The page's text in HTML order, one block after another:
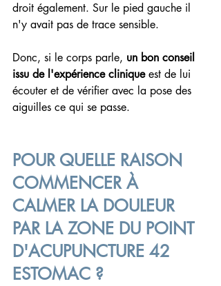
droit également. Sur le pied gauche il
n'y avait pas de trace sensible.
Donc, si le corps parle, un bon conseil
issu de l'expérience clinique est de lui
écouter et de vérifier avec la pose des
aiguilles ce qui se passe.
POUR QUELLE RAISON
COMMENCER À
CALMER LA DOULEUR
PAR LA ZONE DU POINT
D'ACUPUNCTURE 42
ESTOMAC ?